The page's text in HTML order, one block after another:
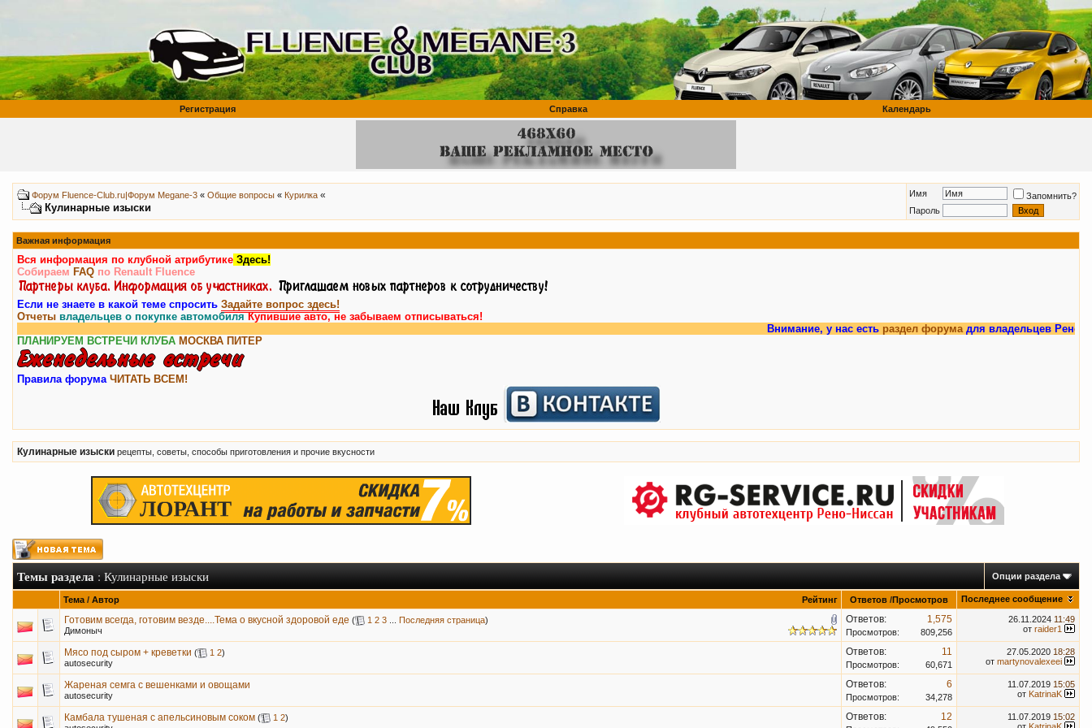
Регистрация Справка Календарь
Форум Fluence-Club.ru|Форум Megane-3 « Общие вопросы « Курилка «
Кулинарные изыски
Имя
Запомнить?
Пароль
Важная информация
Вся информация по клубной атрибутике Здесь!
Собираем FAQ по Renault Fluence
Если не знаете в какой теме спросить Задайте вопрос здесь!
Отчеты владельцев о покупке автомобиляКупившие авто, не забываем отписываться!
Внимание, у нас естьраздел форумадля владельцев Рено Меган
ПЛАНИРУЕМ ВСТРЕЧИ КЛУБА МОСКВА ПИТЕР
Правила форума ЧИТАТЬ ВСЕМ!
Кулинарные изыски рецепты, советы, способы приготовления и прочие вкусности
Темы раздела: Кулинарные изыски Опции раздела
Рейтинг
Тема / Автор Ответов /Просмотров Последнее сообщение
Готовим всегда, готовим везде....Тема о вкусной здоровой еде ( 1 2 3 Последняя страница)
Димоныч
1,575
Ответов:
809,256
Просмотров:
26.11.2024 11:49
от raider1
Мясо под сыром + креветки ( 1 2)
autosecurity
11
Ответов:
60,671
Просмотров:
27.05.2020 18:28
от martynovalexeei
Жареная семга с вешенками и овощами
autosecurity
6
Ответов:
34,278
Просмотров:
11.07.2019 15:05
от KatrinaK
Камбала тушеная с апельсиновым соком ( 1 2)
12
Ответов: 11.07.2019 15:02